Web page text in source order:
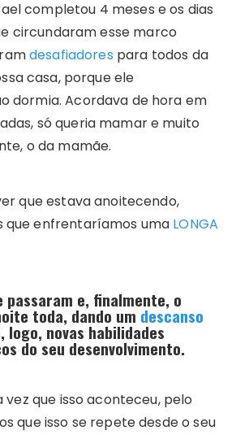
completou 4 meses e os dias
circundaram esse marco
desafiadores para todos da
casa, porque ele
dormia. Acordava de hora em
só queria mamar e muito
o da mamãe.
que estava anoitecendo,
que enfrentaríamos uma LONGA
passaram e, finalmente, o
toda, dando um descanso
logo, novas habilidades
do seu desenvolvimento.
vez que isso aconteceu, pelo
que isso se repete desde o seu